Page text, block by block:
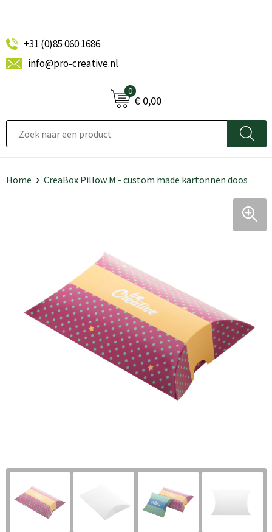
+31 (0)85 060 1686
info@pro-creative.nl
0
€ 0,00
Home CreaBox Pillow M - custom made kartonnen doos